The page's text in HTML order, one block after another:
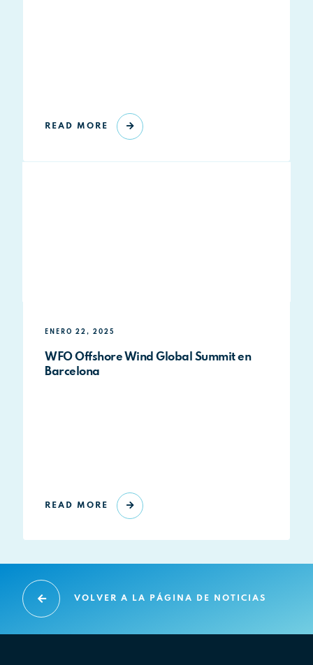
READ MORE
ENERO 22, 2025
WFO Offshore Wind Global Summit en
Barcelona
READ MORE
VOLVER A LA PÁGINA DE NOTICIAS